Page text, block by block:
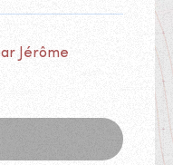
Jérôme